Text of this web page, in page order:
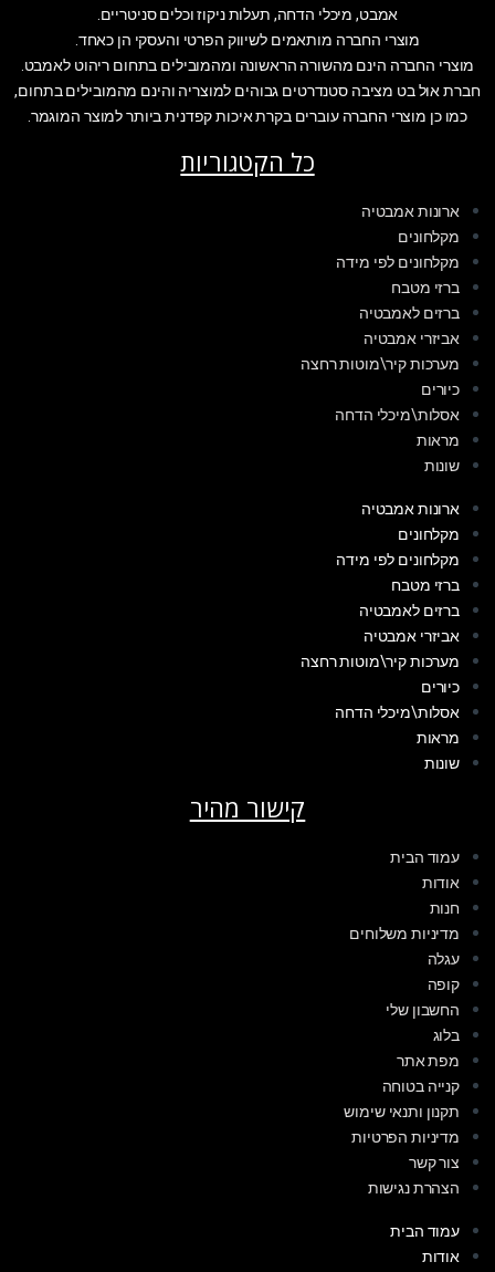
אמבט, מיכלי הדחה, תעלות ניקוז וכלים סניטריים.
מוצרי החברה מותאמים לשיווק הפרטי והעסקי הן כאחד.
מוצרי החברה הינם מהשורה הראשונה ומהמובילים בתחום ריהוט לאמבט.
חברת אול בט מציבה סטנדרטים גבוהים למוצריה והינם מהמובילים בתחום,
כמו כן מוצרי החברה עוברים בקרת איכות קפדנית ביותר למוצר המוגמר.
כל הקטגוריות
ארונות אמבטיה
מקלחונים
מקלחונים לפי מידה
ברזי מטבח
ברזים לאמבטיה
אביזרי אמבטיה
מערכות קיר\מוטות רחצה
כיורים
אסלות\מיכלי הדחה
מראות
שונות
ארונות אמבטיה
מקלחונים
מקלחונים לפי מידה
ברזי מטבח
ברזים לאמבטיה
אביזרי אמבטיה
מערכות קיר\מוטות רחצה
כיורים
אסלות\מיכלי הדחה
מראות
שונות
קישור מהיר
עמוד הבית
אודות
חנות
מדיניות משלוחים
עגלה
קופה
החשבון שלי
בלוג
מפת אתר
קנייה בטוחה
תקנון ותנאי שימוש
מדיניות הפרטיות
צור קשר
הצהרת נגישות
עמוד הבית
אודות